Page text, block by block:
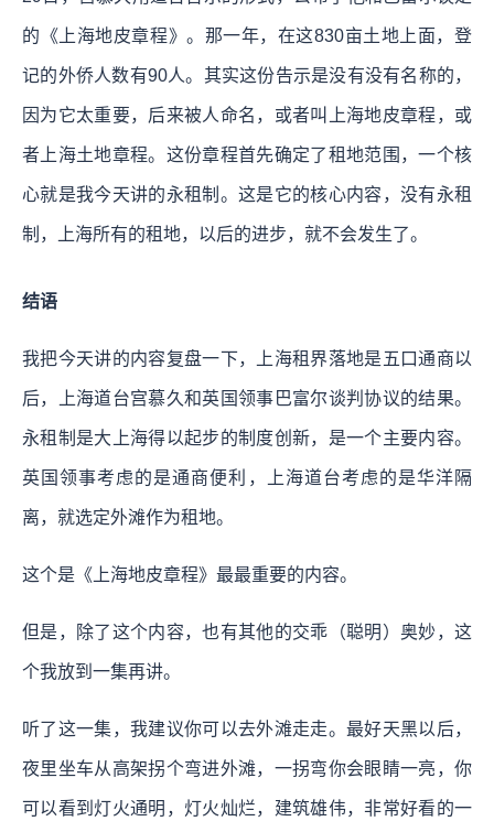
的《上海地皮章程》。那一年，在这830亩土地上面，登
记的外侨人数有90人。其实这份告示是没有没有名称的，
因为它太重要，后来被人命名，或者叫上海地皮章程，或
者上海土地章程。这份章程首先确定了租地范围，一个核
心就是我今天讲的永租制。这是它的核心内容，没有永租
制，上海所有的租地，以后的进步，就不会发生了。
结语
我把今天讲的内容复盘一下，上海租界落地是五口通商以
后，上海道台宫慕久和英国领事巴富尔谈判协议的结果。
永租制是大上海得以起步的制度创新，是一个主要内容。
英国领事考虑的是通商便利，上海道台考虑的是华洋隔
离，就选定外滩作为租地。
这个是《上海地皮章程》最最重要的内容。
但是，除了这个内容，也有其他的交乖（聪明）奥妙，这
个我放到一集再讲。
听了这一集，我建议你可以去外滩走走。最好天黑以后，
夜里坐车从高架拐个弯进外滩，一拐弯你会眼睛一亮，你
可以看到灯火通明，灯火灿烂，建筑雄伟，非常好看的一